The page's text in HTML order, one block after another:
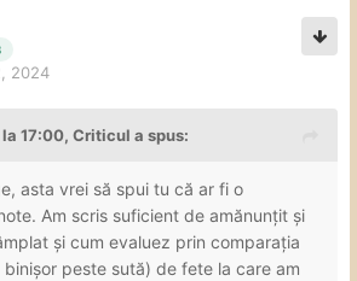
mie mi-a dat posibilitatea sa gasesc
recenzii sa NUMA INCRED, primul
2024
17:00, Criticul a spus:
asta vrei să spui tu că ar fi o
Am scris suficient de amănunțit și
și cum evaluez prin comparația
peste sută) de fete la care am